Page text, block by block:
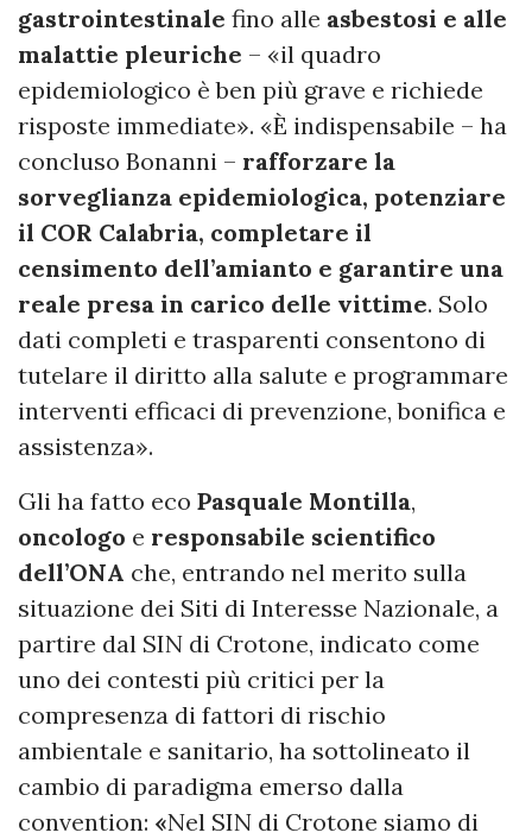
gastrointestinale fino alle asbestosi e alle
malattie pleuriche – «il quadro
epidemiologico è ben più grave e richiede
risposte immediate». «È indispensabile – ha
concluso Bonanni – rafforzare la
sorveglianza epidemiologica, potenziare
il COR Calabria, completare il
censimento dell’amianto e garantire una
reale presa in carico delle vittime. Solo
dati completi e trasparenti consentono di
tutelare il diritto alla salute e programmare
interventi efficaci di prevenzione, bonifica e
assistenza».
Gli ha fatto eco Pasquale Montilla,
oncologo e responsabile scientifico
dell’ONA che, entrando nel merito sulla
situazione dei Siti di Interesse Nazionale, a
partire dal SIN di Crotone, indicato come
uno dei contesti più critici per la
compresenza di fattori di rischio
ambientale e sanitario, ha sottolineato il
cambio di paradigma emerso dalla
convention: «Nel SIN di Crotone siamo di